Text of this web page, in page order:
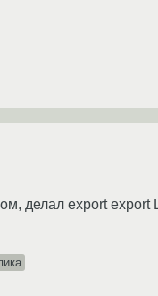
делал export